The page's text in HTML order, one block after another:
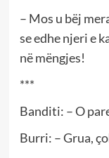
– Mos u bëj
se edhe njeri e
në mëngjes!
***
Banditi: – O
Burri: – Grua,